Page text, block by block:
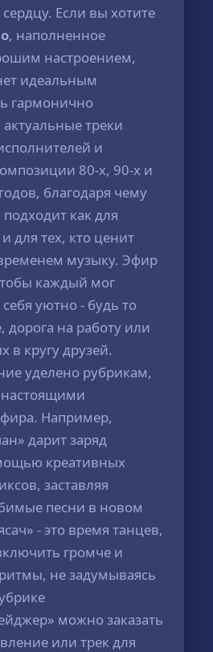
Если вы хотите
, наполненное
настроением,
идеальным
гармонично
треки
и
80-х, 90-х и
благодаря чему
подходит как для
для тех, кто ценит
музыку. Эфир
каждый мог
уютно - будь то
дорога на работу или
в кругу друзей.
уделено рубрикам,
настоящими
Например,
дарит заряд
креативных
заставляя
песни в новом
- это время танцев,
громче и
не задумываясь
можно заказать
или трек для